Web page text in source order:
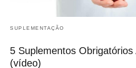
SUPLEMENTAÇÃO
5 Suplementos
(vídeo)